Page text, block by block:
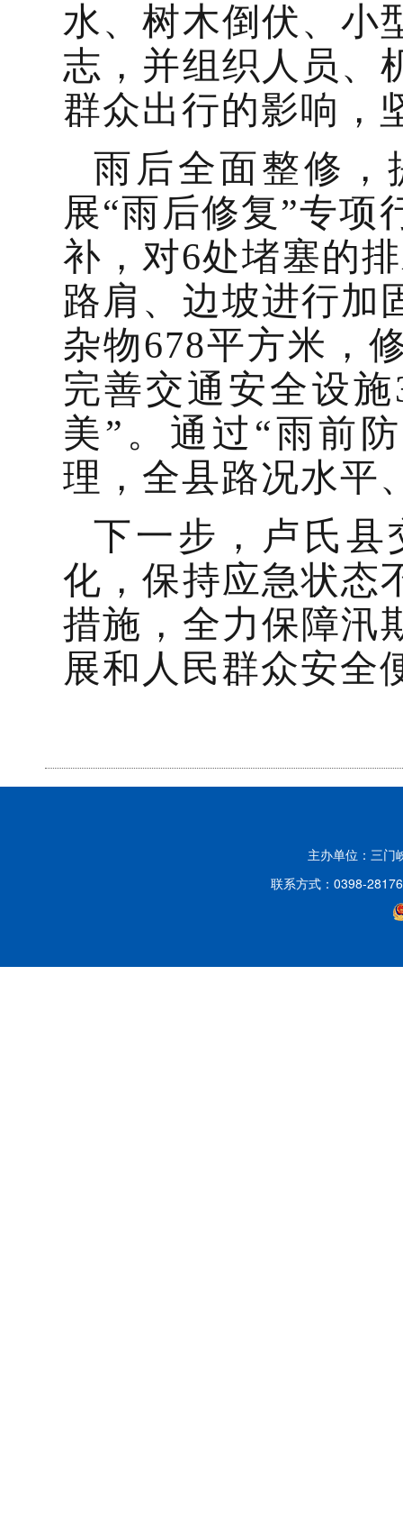
水、树木倒伏、小
志，并组织人员、
群众出行的影响，
雨后全面整修，
展“雨后修复”专项
补，对6处堵塞的
路肩、边坡进行加
杂物678平方米，
完善交通安全设
美”。通过“雨前
理，全县路况水平
下一步，卢氏县
化，保持应急状态
措施，全力保障汛
展和人民群众安全
主办单位：三
联系方式：0398-